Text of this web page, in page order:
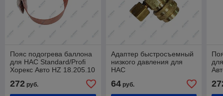
Пояс подогрева баллона
для HAC Standard/Profi
Хорекс Авто HZ 18.205.10
272 руб.
Адаптер быстросъемный
низкого давления для
HAC
Хорекс Авто HZ 18.205.14
64руб.